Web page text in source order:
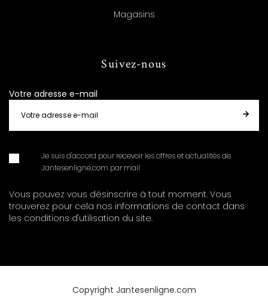
Magasins
Suivez-nous
Votre adresse e-mail
Je suis d'accord pour recevoir les offres et actualités de
Jantesenligne.com par mail
Vous pouvez vous désinscrire à tout moment. Vous
trouverez pour cela nos informations de contact dans
les conditions d'utilisation du site.
Copyright Jantesenligne.com